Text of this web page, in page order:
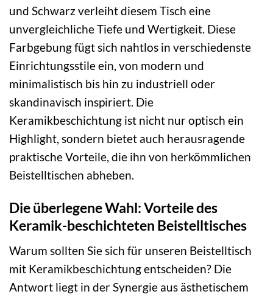
und Schwarz verleiht diesem Tisch eine
unvergleichliche Tiefe und Wertigkeit. Diese
Farbgebung fügt sich nahtlos in verschiedenste
Einrichtungsstile ein, von modern und
minimalistisch bis hin zu industriell oder
skandinavisch inspiriert. Die
Keramikbeschichtung ist nicht nur optisch ein
Highlight, sondern bietet auch herausragende
praktische Vorteile, die ihn von herkömmlichen
Beistelltischen abheben.
Die überlegene Wahl: Vorteile des
Keramik-beschichteten Beistelltisches
Warum sollten Sie sich für unseren Beistelltisch
mit Keramikbeschichtung entscheiden? Die
Antwort liegt in der Synergie aus ästhetischem